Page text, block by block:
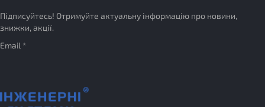
Підписуйтесь! Отримуйте актуальну інформацію про новини,
знижки, акції.
Email *